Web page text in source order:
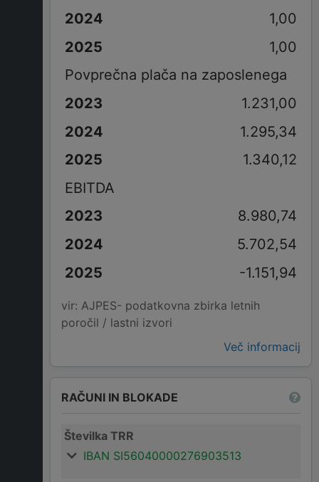
1,00
1,00
Povprečna plača na zaposlenega
1.231,00
1.295,34
1.340,12
EBITDA
8.980,74
5.702,54
-1.151,94
vir: AJPES- podatkovna zbirka letnih
poročil / lastni izvori
Več informacij
RAČUNI IN BLOKADE
Številka TRR
IBAN SI56040000276903513